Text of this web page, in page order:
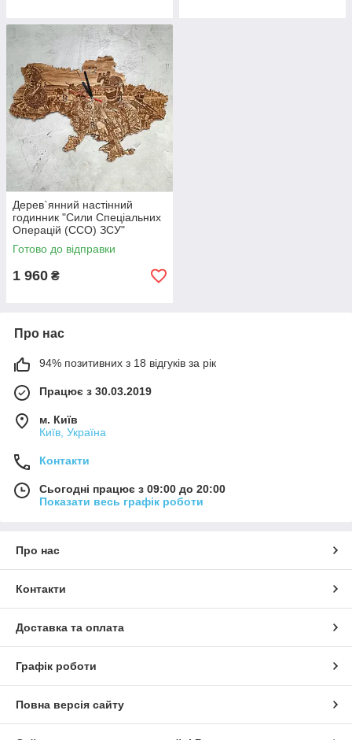
Дерев`янний настінний
годинник "Сили Спеціальних
Операцій (ССО) ЗСУ"
Готово до відправки
1 960 ₴
Про нас
94% позитивних з 18 відгуків за рік
Працює з 30.03.2019
м. Київ
Київ, Україна
Контакти
Сьогодні працює з 09:00 до 20:00
Показати весь графік роботи
Про нас
Контакти
Доставка та оплата
Графік роботи
Повна версія сайту